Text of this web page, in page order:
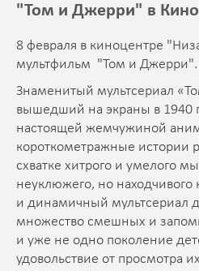
"Том и Джерри" в
8 февраля в киноцентре
мультфильм "Том и Джерри".
Знаменитый мультсериал
вышедший на экраны в 1940
настоящей жемчужиной
короткометражные истории
схватке хитрого и умелого
неуклюжего, но находчивого
и динамичный мультсериал
множество смешных и
и уже не одно поколение
удовольствие от просмотра